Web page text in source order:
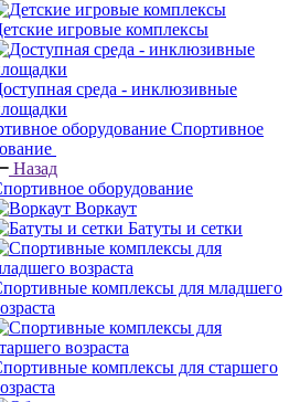
игровые комплексы
среда - инклюзивные
Спортивное
Назад
оборудование
Воркаут
Батуты и сетки
комплексы для младшего
комплексы для старшего